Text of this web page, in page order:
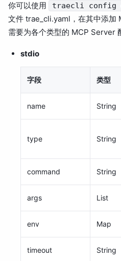
你可以使用 traecli config
文件 trae_cli.yaml，在其中添加
需要为各个类型的 MCP Server
stdio
字段 类型
name String
type String
command String
args List
env Map
timeout String